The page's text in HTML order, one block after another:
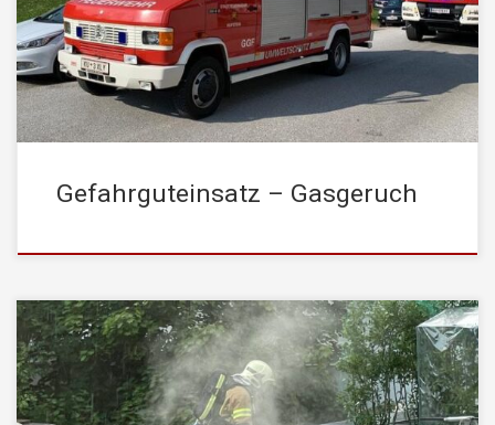
war dabei: Gasgeruch Hochhaus Beim Eintreffen der ersten
Kräfte konnte Gasgeruch wahrgenommen werden, was auch zu
einer merkbaren Reizung der Atemwege führte. Da nicht klar […]
Gefahrguteinsatz – Gasgeruch
Am Mittwoch, den 23. Juni 2021, wurde die STADTFEUERWEHR
Kufstein um 18:04 Uhr mittels stiller Alarmierung zu einem